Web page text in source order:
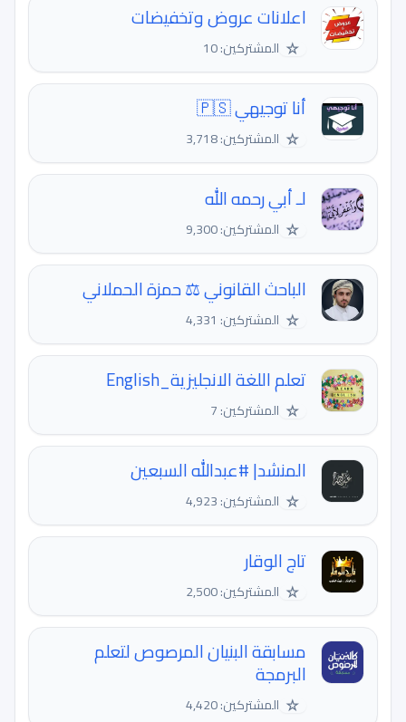
اعلانات عروض وتخفيضات
☆ المشتركين: 10
أنا توجيهي 🇵🇸
☆ المشتركين: 3,718
لـ أبي رحمه الله
☆ المشتركين: 9,300
الباحث القانوني ⚖️ حمزة الحملاني
☆ المشتركين: 4,331
تعلم اللغة الانجليزية_English
☆ المشتركين: 7
المنشد| #عبدالله السبعين
☆ المشتركين: 4,923
تاج الوقار
☆ المشتركين: 2,500
مسابقة البنيان المرصوص لتعلم
البرمجة
☆ المشتركين: 4,420